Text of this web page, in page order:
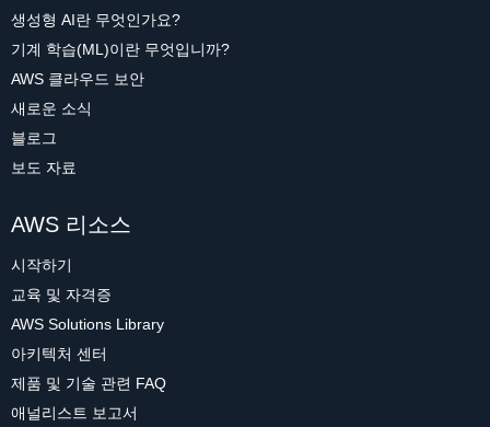
생성형 AI란 무엇인가요?
기계 학습(ML)이란 무엇입니까?
AWS 클라우드 보안
새로운 소식
블로그
보도 자료
AWS 리소스
시작하기
교육 및 자격증
AWS Solutions Library
아키텍처 센터
제품 및 기술 관련 FAQ
애널리스트 보고서